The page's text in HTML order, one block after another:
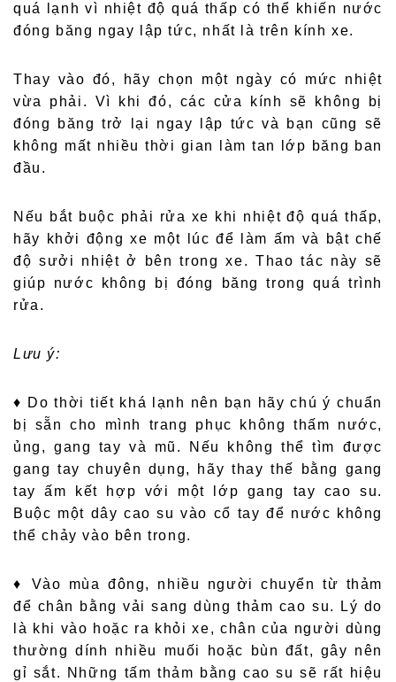
quá lạnh vì nhiệt độ quá thấp có thể khiến nước
đóng băng ngay lập tức, nhất là trên kính xe.
Thay vào đó, hãy chọn một ngày có mức nhiệt
vừa phải. Vì khi đó, các cửa kính sẽ không bị
đóng băng trở lại ngay lập tức và bạn cũng sẽ
không mất nhiều thời gian làm tan lớp băng ban
đầu.
Nếu bắt buộc phải rửa xe khi nhiệt độ quá thấp,
hãy khởi động xe một lúc để làm ấm và bật chế
độ sưởi nhiệt ở bên trong xe. Thao tác này sẽ
giúp nước không bị đóng băng trong quá trình
rửa.
Lưu ý:
♦ Do thời tiết khá lạnh nên bạn hãy chú ý chuẩn
bị sẵn cho mình trang phục không thấm nước,
ủng, gang tay và mũ. Nếu không thể tìm được
gang tay chuyên dụng, hãy thay thế bằng gang
tay ấm kết hợp với một lớp gang tay cao su.
Buộc một dây cao su vào cổ tay để nước không
thể chảy vào bên trong.
♦ Vào mùa đông, nhiều người chuyển từ thảm
để chân bằng vải sang dùng thảm cao su. Lý do
là khi vào hoặc ra khỏi xe, chân của người dùng
thường dính nhiều muối hoặc bùn đất, gây nên
gỉ sắt. Những tấm thảm bằng cao su sẽ rất hiệu